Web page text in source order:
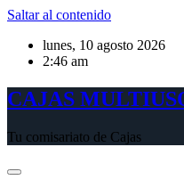
Saltar al contenido
lunes, 10 agosto 2026
2:46 am
CAJAS
Tu comisariato de Cajas